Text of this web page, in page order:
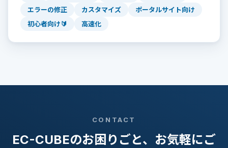
エラーの修正
カスタマイズ
ポータルサイト向け
初心者向け🔰
高速化
CONTACT
EC-CUBEのお困りごと、お気軽にご